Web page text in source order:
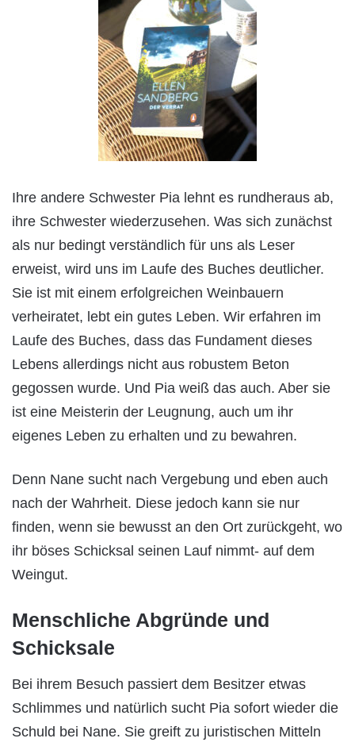
Ihre andere Schwester Pia lehnt es rundheraus ab,
ihre Schwester wiederzusehen. Was sich zunächst
als nur bedingt verständlich für uns als Leser
erweist, wird uns im Laufe des Buches deutlicher.
Sie ist mit einem erfolgreichen Weinbauern
verheiratet, lebt ein gutes Leben. Wir erfahren im
Laufe des Buches, dass das Fundament dieses
Lebens allerdings nicht aus robustem Beton
gegossen wurde. Und Pia weiß das auch. Aber sie
ist eine Meisterin der Leugnung, auch um ihr
eigenes Leben zu erhalten und zu bewahren.
Denn Nane sucht nach Vergebung und eben auch
nach der Wahrheit. Diese jedoch kann sie nur
finden, wenn sie bewusst an den Ort zurückgeht, wo
ihr böses Schicksal seinen Lauf nimmt- auf dem
Weingut.
Menschliche Abgründe und
Schicksale
Bei ihrem Besuch passiert dem Besitzer etwas
Schlimmes und natürlich sucht Pia sofort wieder die
Schuld bei Nane. Sie greift zu juristischen Mitteln